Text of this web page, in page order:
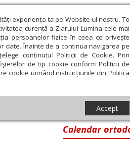
experiența ta pe Website-ul nostru. Te
curentă a Ziarului Lumina cele mai
persoanelor fizice în ceea ce privește
date. Înainte de a continua navigarea pe
conținutul Politicii de Cookie. Prin
de tip cookie conform Politicii de
cookie urmând instrucțiunile din Politica
Accept
Liturgica
Societate Opinii
Calendar